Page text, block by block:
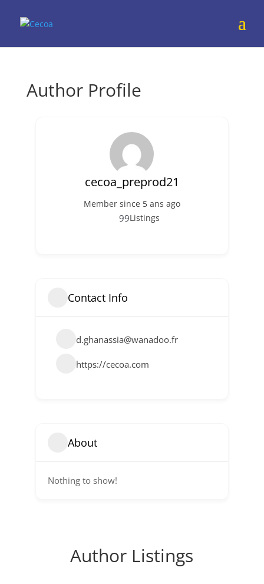
Author Profile
cecoa_preprod21
Member since 5 ans ago
99Listings
Contact Info
d.ghanassia@wanadoo.fr
https://cecoa.com
About
Nothing to show!
Author Listings